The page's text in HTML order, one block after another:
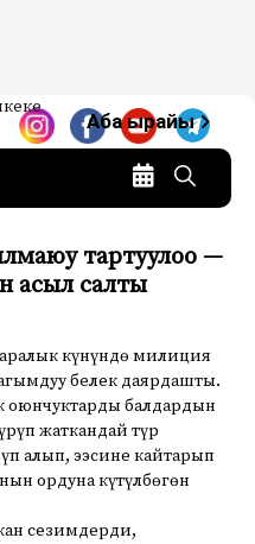
—
Аба ырайы
тартуулоо —
асыл салты
күнүндө милиция
белек даярдашты.
балдардын
жаткандай түр
алып, ээсине кайтарып
ордуна күтүлбөгөн
сезимдерди,